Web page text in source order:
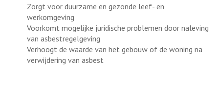
Zorgt voor duurzame en gezonde leef- en
werkomgeving
Voorkomt mogelijke juridische problemen door naleving
van asbestregelgeving
Verhoogt de waarde van het gebouw of de woning na
verwijdering van asbest